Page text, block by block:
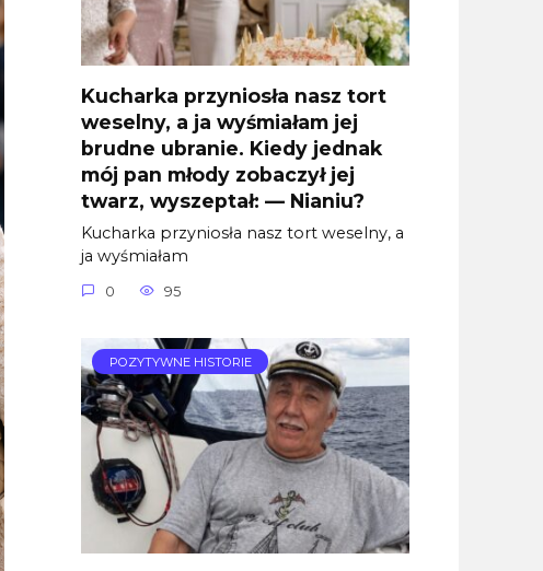
Kucharka przyniosła nasz tort
weselny, a ja wyśmiałam jej
brudne ubranie. Kiedy jednak
mój pan młody zobaczył jej
twarz, wyszeptał: — Nianiu?
Kucharka przyniosła nasz tort weselny, a
ja wyśmiałam
0 95
POZYTYWNE HISTORIE